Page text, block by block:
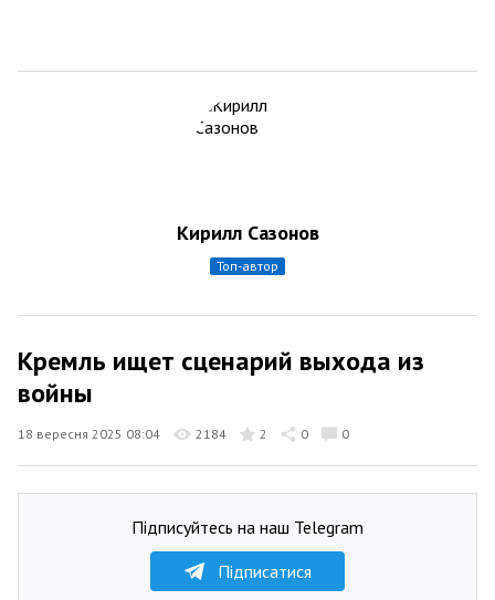
Кирилл Сазонов
топ-автор
Кремль ищет сценарий выхода из
войны
18 вересня 2025 08:04 2184 2 0 0
Підписуйтесь на наш Telegram
Підписатися